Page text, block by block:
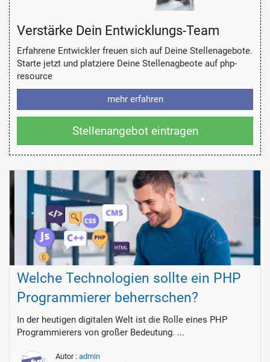
Verstärke Dein Entwicklungs-Team
Erfahrene Entwickler freuen sich auf Deine Stellenagebote.
Starte jetzt und platziere Deine Stellenagbeote auf php-
resource
mehr erfahren
Stellenangebot eintragen
Welche Technologien sollte ein PHP
Programmierer beherrschen?
In der heutigen digitalen Welt ist die Rolle eines PHP
Programmierers von großer Bedeutung. ...
Autor : admin